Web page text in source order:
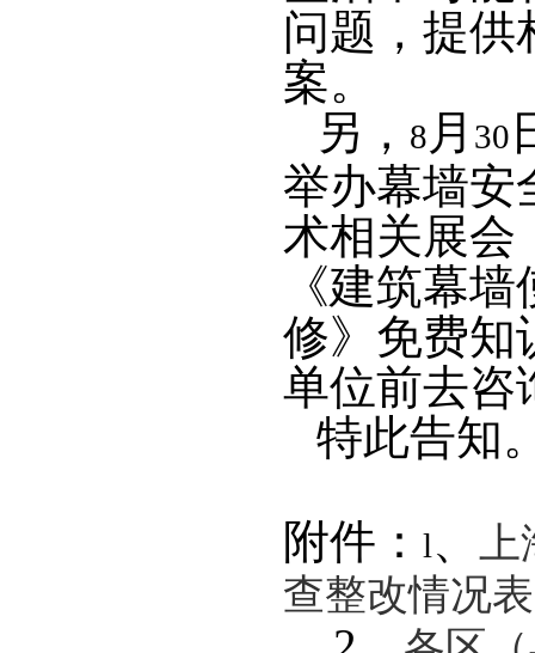
问题，提供
案。
另， 8 月 30
举办幕墙安
术相关展会
《建筑幕
修》免费知
单位前去咨
特此告知
附件： l、 上
查整改情况表